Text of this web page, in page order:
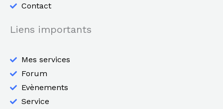
Contact
Liens importants
Mes services
Forum
Evènements
Service